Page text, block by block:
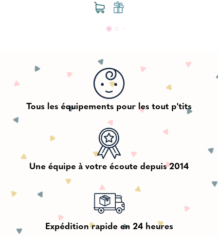
Tous les équipements pour les tout p'tits
Une équipe à votre écoute depuis 2014
Expédition rapide en 24 heures